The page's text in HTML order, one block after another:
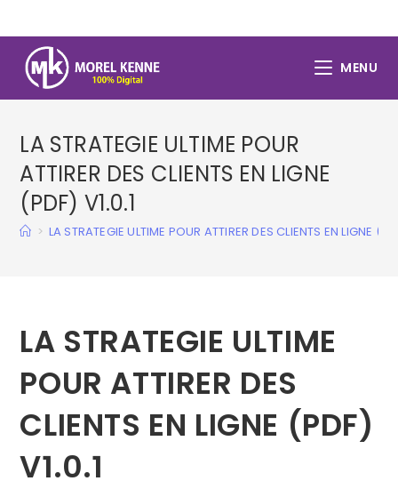
content
MENU
LA STRATEGIE ULTIME POUR
ATTIRER DES CLIENTS EN LIGNE
(PDF) V1.0.1
> LA STRATEGIE ULTIME POUR ATTIRER DES CLIENTS EN LIGNE
LA STRATEGIE ULTIME
POUR ATTIRER DES
CLIENTS EN LIGNE (PDF)
V1.0.1